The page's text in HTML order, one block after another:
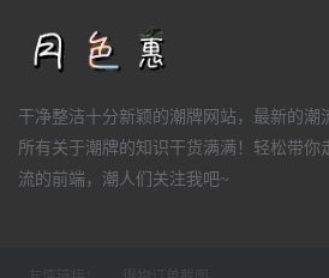
干净整洁十分新颖的潮牌网站，最新的潮
所有关于潮牌的知识干货满满！轻松带你
流的前端，潮人们关注我吧~